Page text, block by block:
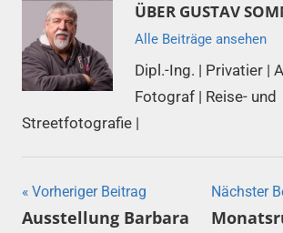
ÜBER GUSTAV
Alle Beiträge ansehen
Dipl.-Ing. | Privatier |
Fotograf | Reise- und
Streetfotografie |
Beitragsnavigation
Vorheriger Beitrag
Ausstellung Barbara
Nächster